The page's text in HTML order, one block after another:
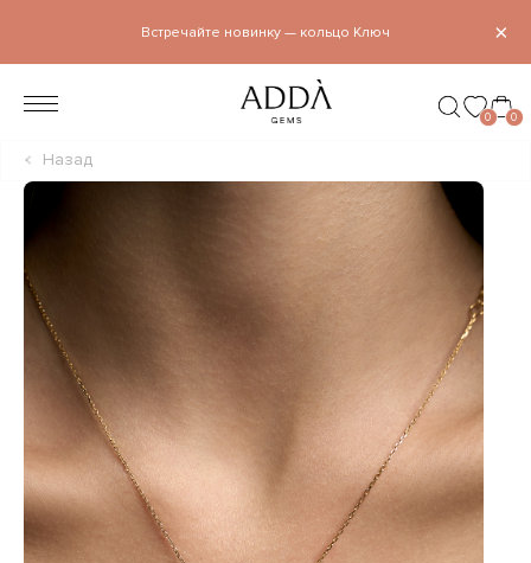
×
Встречайте новинку — кольцо Ключ
0 0
Назад